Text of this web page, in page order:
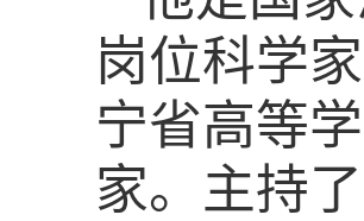
岗位科学
宁省高等
家。主持